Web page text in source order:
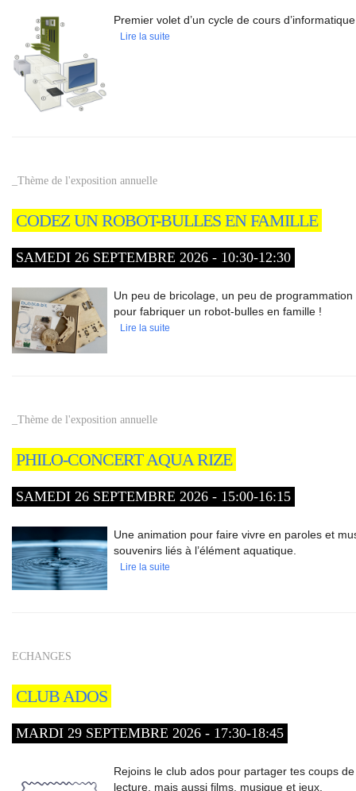
Premier volet d’un cycle de cours
Lire la suite
_Thème de l'exposition annuelle
CODEZ UN ROBOT-BULLES EN FAMILLE
SAMEDI 26 SEPTEMBRE 2026 - 10:30-12:30
Un peu de bricolage, un peu de
pour fabriquer un robot-bulles en famille !
Lire la suite
_Thème de l'exposition annuelle
PHILO-CONCERT AQUA RIZE
SAMEDI 26 SEPTEMBRE 2026 - 15:00-16:15
Une animation pour faire vivre en paroles et
souvenirs liés à l’élément aquatique.
Lire la suite
ECHANGES
CLUB ADOS
MARDI 29 SEPTEMBRE 2026 - 17:30-18:45
Rejoins le club ados pour partager tes coups
lecture, mais aussi films, musique et jeux.